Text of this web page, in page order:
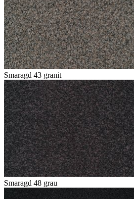
Smaragd 43 granit
Smaragd 48 grau